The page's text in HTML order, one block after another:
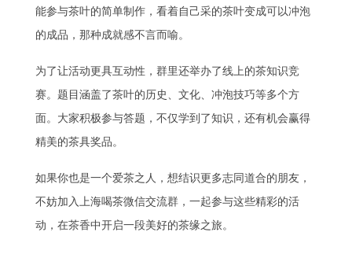
能参与茶叶的简单制作，看着自己采的茶叶变成可以冲泡
的成品，那种成就感不言而喻。
为了让活动更具互动性，群里还举办了线上的茶知识竞
赛。题目涵盖了茶叶的历史、文化、冲泡技巧等多个方
面。大家积极参与答题，不仅学到了知识，还有机会赢得
精美的茶具奖品。
如果你也是一个爱茶之人，想结识更多志同道合的朋友，
不妨加入上海喝茶微信交流群，一起参与这些精彩的活
动，在茶香中开启一段美好的茶缘之旅。